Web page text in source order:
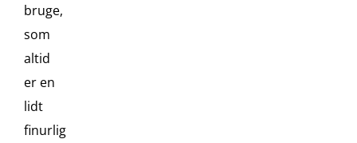
bruge,
som
altid
er en
lidt
finurlig